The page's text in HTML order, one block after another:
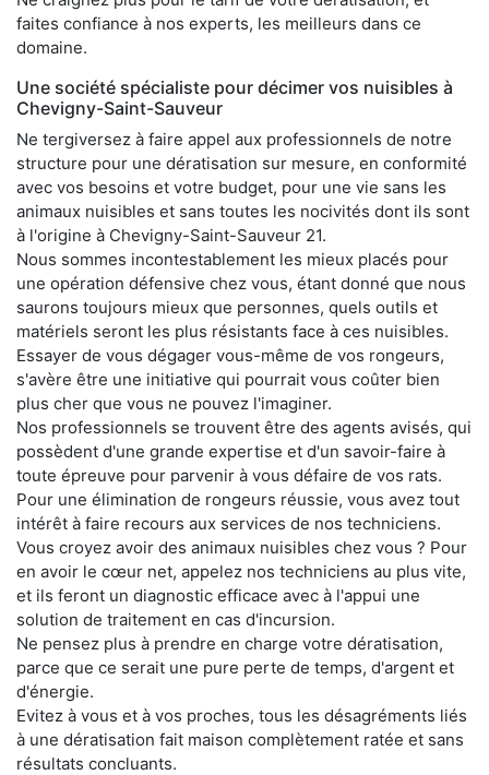
faites confiance à nos experts, les meilleurs dans ce
domaine.
Une société spécialiste pour décimer vos nuisibles à
Chevigny-Saint-Sauveur
Ne tergiversez à faire appel aux professionnels de notre
structure pour une dératisation sur mesure, en conformité
avec vos besoins et votre budget, pour une vie sans les
animaux nuisibles et sans toutes les nocivités dont ils sont
à l'origine à Chevigny-Saint-Sauveur 21.
Nous sommes incontestablement les mieux placés pour
une opération défensive chez vous, étant donné que nous
saurons toujours mieux que personnes, quels outils et
matériels seront les plus résistants face à ces nuisibles.
Essayer de vous dégager vous-même de vos rongeurs,
s'avère être une initiative qui pourrait vous coûter bien
plus cher que vous ne pouvez l'imaginer.
Nos professionnels se trouvent être des agents avisés, qui
possèdent d'une grande expertise et d'un savoir-faire à
toute épreuve pour parvenir à vous défaire de vos rats.
Pour une élimination de rongeurs réussie, vous avez tout
intérêt à faire recours aux services de nos techniciens.
Vous croyez avoir des animaux nuisibles chez vous ? Pour
en avoir le cœur net, appelez nos techniciens au plus vite,
et ils feront un diagnostic efficace avec à l'appui une
solution de traitement en cas d'incursion.
Ne pensez plus à prendre en charge votre dératisation,
parce que ce serait une pure perte de temps, d'argent et
d'énergie.
Evitez à vous et à vos proches, tous les désagréments liés
à une dératisation fait maison complètement ratée et sans
résultats concluants.